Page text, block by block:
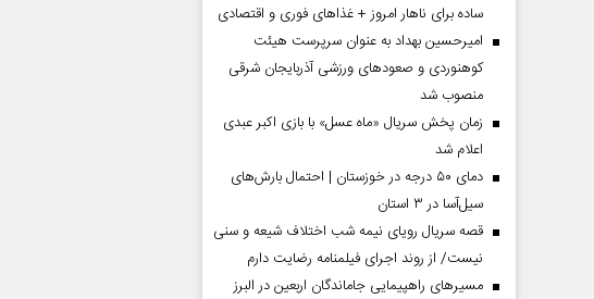
ساده برای ناهار امروز + غذاهای فوری و اقتصادی
امیرحسین بهداد به عنوان سرپرست هیئت
کوهنوردی و صعودهای ورزشی آذربایجان شرقی
منصوب شد
زمان پخش سریال «ماه عسل» با بازی اکبر عبدی
اعلام شد
دمای ۵۰ درجه در خوزستان | احتمال بارش‌های
سیل‌آسا در ۳ استان
قصه سریال رویای نیمه شب اختلاف شیعه و سنی
نیست/ از روند اجرای فیلمنامه رضایت دارم
مسیر‌های راهپیمایی جاماندگان اربعین در البرز
صفحات نخست روزنامه ها‌ی‌سه‌شنبه ۶ مردادماه